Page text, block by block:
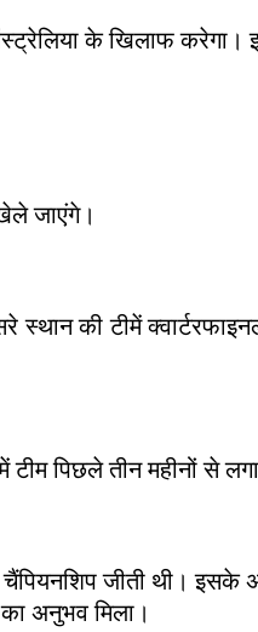
के खिलाफ करेगा।
जाएंगे।
स्थान की टीमें
पिछले तीन महीनों से
जीती थी।
अनुभव मिला।